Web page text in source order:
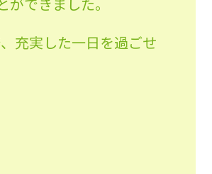
充実した一日を過ごせ